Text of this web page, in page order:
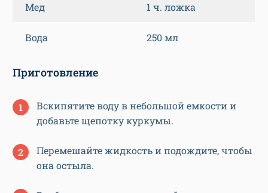
Мед 1 ч. ложка
Вода 250 мл
Приготовление
Вскипятите воду в небольшой емкости и
добавьте щепотку куркумы.
Перемешайте жидкость и подождите, чтобы
она остыла.